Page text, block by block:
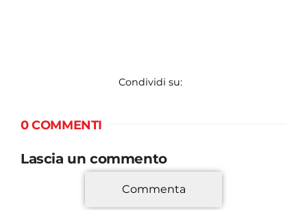
Condividi su:
0 COMMENTI
Lascia un commento
*
Commenta